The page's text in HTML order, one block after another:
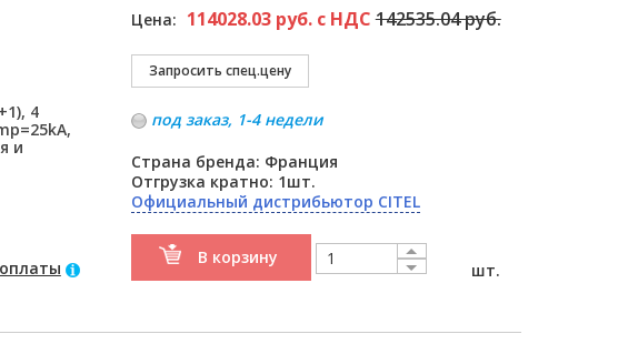
4
и
Цена: 114028.03 руб. с НДС142535.04 руб.
под заказ, 1-4 недели
Страна бренда: Франция
Отгрузка кратно: 1шт.
Официальный дистрибьютор CITEL
В корзину
шт.